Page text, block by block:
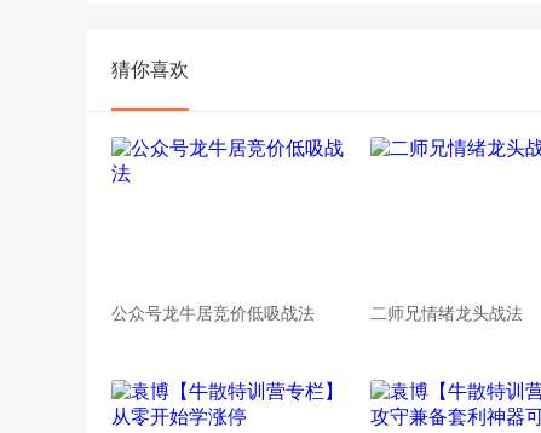
猜你喜欢
公众号龙牛居竞价低吸战法 二师兄情绪龙头战法